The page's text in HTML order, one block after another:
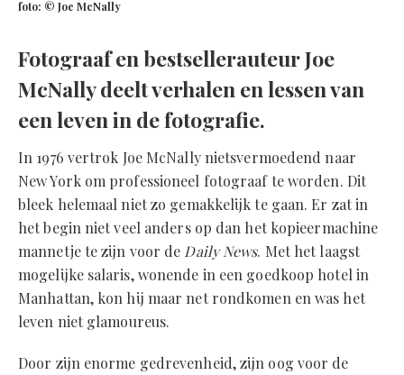
foto: © Joe McNally
Fotograaf en bestsellerauteur Joe
McNally deelt verhalen en lessen van
een leven in de fotografie.
In 1976 vertrok Joe McNally nietsvermoedend naar
New York om professioneel fotograaf te worden. Dit
bleek helemaal niet zo gemakkelijk te gaan. Er zat in
het begin niet veel anders op dan het kopieermachine
mannetje te zijn voor de Daily News. Met het laagst
mogelijke salaris, wonende in een goedkoop hotel in
Manhattan, kon hij maar net rondkomen en was het
leven niet glamoureus.
Door zijn enorme gedrevenheid, zijn oog voor de